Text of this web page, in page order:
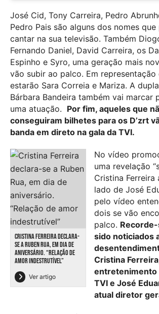
José Cid, Tony Carreira, Pedro
Pedro Pais são alguns dos nomes
cantar na sua televisão. Também
Fernando Daniel, David Carreira, os
Espinho e Syro, uma geração mais
vão subir ao palco. Em
estarão Sara Correia e Mariza. A
Bárbara Bandeira também vai marcar
uma atuação. Por fim, aqueles que
conseguiram bilhetes para os D’zrt
banda em direto na gala da TVI.
CRISTINA FERREIRA DECLARA-
SE A RUBEN RUA, EM DIA DE
ANIVERSÁRIO. “RELAÇÃO DE
AMOR INDESTRUTÍVEL”
Ver artigo
No vídeo
uma revelação
Cristina Ferreira
lado de José
pelo vídeo
dois se vão
palco.
sido noticiados
Cristina
entretenimento
TVI e José
atual diretor